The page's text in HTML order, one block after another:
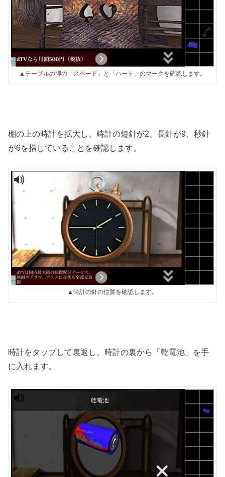
▲テーブルの脚の「スペード」と「ハート」のマークを確認します。
棚の上の時計を拡大し、時計の短針が2、長針が9、秒針
が6を指していることを確認します。
▲時計の針の位置を確認します。
時計をタップして裏返し、時計の裏から「乾電池」を手
に入れます。